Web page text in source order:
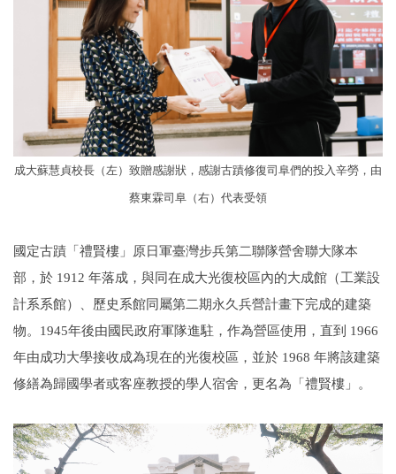
成大蘇慧貞校長（左）致贈感謝狀，感謝古蹟修復司阜們的投入辛勞，由
蔡東霖司阜（右）代表受領
國定古蹟「禮賢樓」原日軍臺灣步兵第二聯隊營舍聯大隊本
部，於 1912 年落成，與同在成大光復校區內的大成館（工業設
計系系館）、歷史系館同屬第二期永久兵營計畫下完成的建築
物。1945年後由國民政府軍隊進駐，作為營區使用，直到 1966
年由成功大學接收成為現在的光復校區，並於 1968 年將該建築
修繕為歸國學者或客座教授的學人宿舍，更名為「禮賢樓」。